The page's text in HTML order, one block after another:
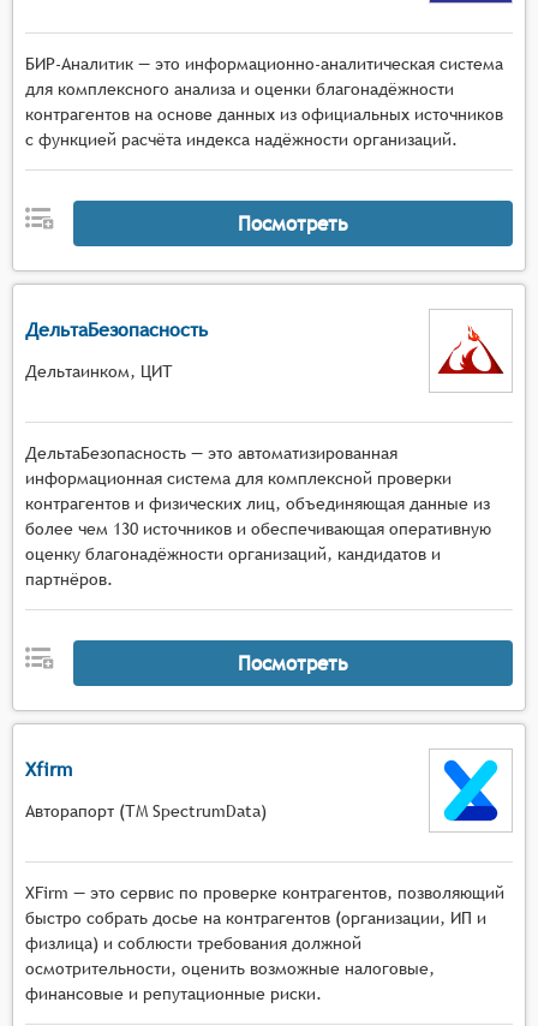
БИР-Аналитик — это информационно-аналитическая система
для комплексного анализа и оценки благонадёжности
контрагентов на основе данных из официальных источников
с функцией расчёта индекса надёжности организаций.
Посмотреть
ДельтаБезопасность
Дельтаинком, ЦИТ
ДельтаБезопасность — это автоматизированная
информационная система для комплексной проверки
контрагентов и физических лиц, объединяющая данные из
более чем 130 источников и обеспечивающая оперативную
оценку благонадёжности организаций, кандидатов и
партнёров.
Посмотреть
Xfirm
Авторапорт (ТМ SpectrumData)
XFirm — это сервис по проверке контрагентов, позволяющий
быстро собрать досье на контрагентов (организации, ИП и
физлица) и соблюсти требования должной
осмотрительности, оценить возможные налоговые,
финансовые и репутационные риски.